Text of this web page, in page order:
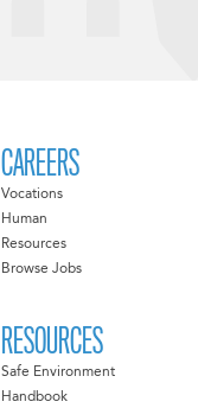
CAREERS
Vocations
Human
Resources
Browse Jobs
RESOURCES
Safe Environment
Handbook